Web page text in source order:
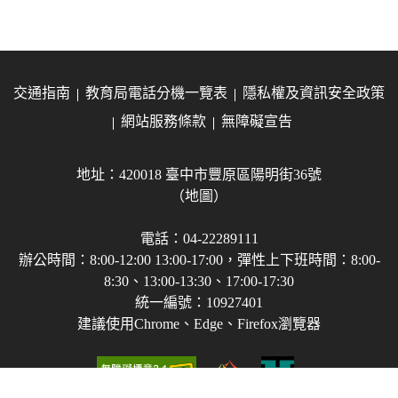
交通指南 教育局電話分機一覽表
隱私權及資訊安全政策
網站服務條款
無障礙宣告
地址：420018 臺中市豐原區陽明街36號
（地圖）
電話：04-22289111
辦公時間：8:00-12:00 13:00-17:00，彈性上下班時間：8:00-
8:30、13:00-13:30、17:00-17:30
統一編號：10927401
建議使用Chrome、Edge、Firefox瀏覽器